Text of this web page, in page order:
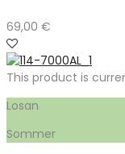
69,00 €
This product is
Losan
Sommer